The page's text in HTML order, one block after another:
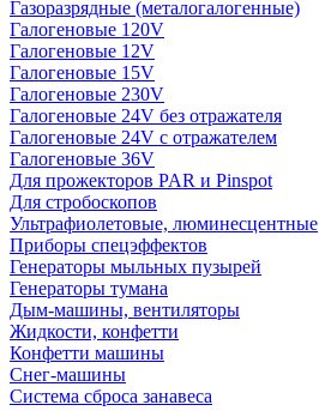
Газоразрядные (металогалогенные)
Галогеновые 120V
Галогеновые 12V
Галогеновые 15V
Галогеновые 230V
Галогеновые 24V без отражателя
Галогеновые 24V с отражателем
Галогеновые 36V
Для прожекторов PAR и Pinspot
Для стробоскопов
Ультрафиолетовые, люминесцентные
Приборы спецэффектов
Генераторы мыльных пузырей
Генераторы тумана
Дым-машины, вентиляторы
Жидкости, конфетти
Конфетти машины
Снег-машины
Система сброса занавеса